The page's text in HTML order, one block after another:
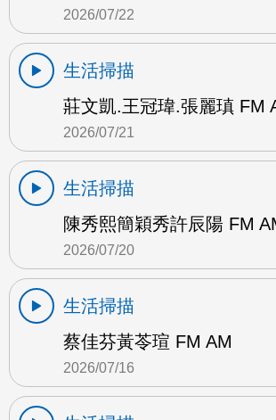
2026/07/22
生活掃描
莊文凱.王冠瑋.張麗瑱 FM
2026/07/21
生活掃描
陳秀熙簡穎秀許辰陽 FM
2026/07/20
生活掃描
蔡佳芬黃苓瑄 FM AM
2026/07/16